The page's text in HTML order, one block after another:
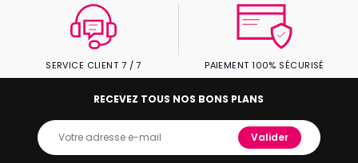
SERVICE CLIENT 7 / 7 PAIEMENT 100% SÉCURISÉ
RECEVEZ TOUS NOS BONS PLANS
Valider